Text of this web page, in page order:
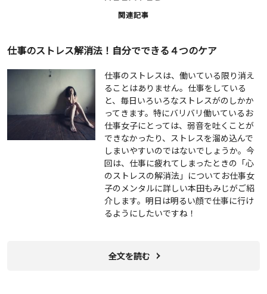
関連記事
仕事のストレス解消法！自分でできる４つのケア
仕事のストレスは、働いている限り消え
ることはありません。仕事をしている
と、毎日いろいろなストレスがのしかか
ってきます。特にバリバリ働いているお
仕事女子にとっては、弱音を吐くことが
できなかったり、ストレスを溜め込んで
しまいやすいのではないでしょうか。今
回は、仕事に疲れてしまったときの「心
のストレスの解消法」についてお仕事女
子のメンタルに詳しい本田もみじがご紹
介します。明日は明るい顔で仕事に行け
るようにしたいですね！
全文を読む